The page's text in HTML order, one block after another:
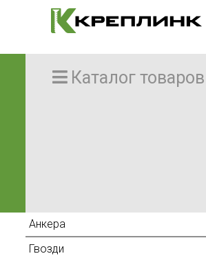
Каталог товаров
Анкера
Гвозди